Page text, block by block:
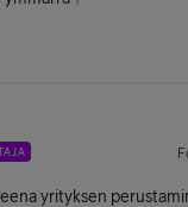
yrityksen